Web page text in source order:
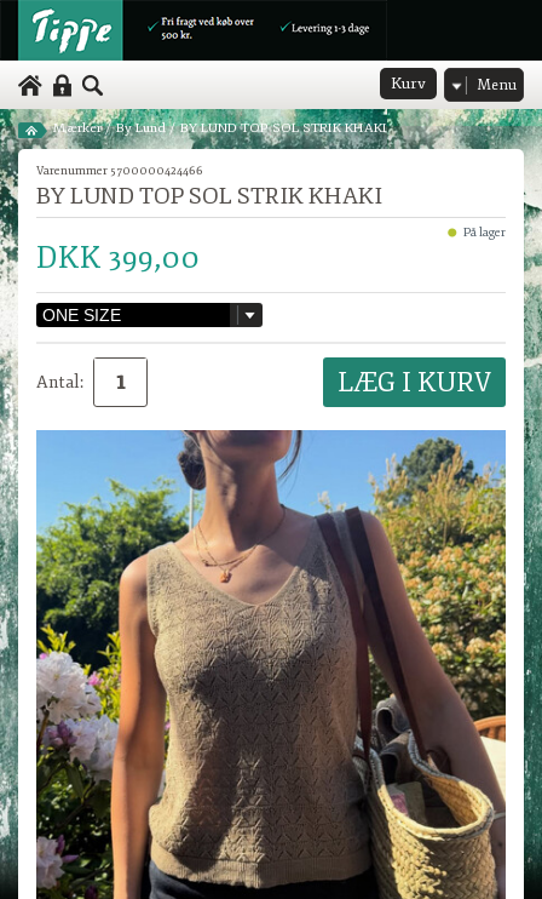
Kurv Menu
Mærker/ By Lund/ BY LUND TOP SOL STRIK KHAKI
Varenummer 5700000424466
BY LUND TOP SOL STRIK KHAKI
På lager
DKK 399,00
Antal: